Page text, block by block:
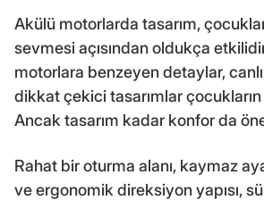
Akülü motorlarda tasarım,
sevmesi açısından oldukça
motorlara benzeyen detaylar,
dikkat çekici tasarımlar çocukların
Ancak tasarım kadar konfor da
Rahat bir oturma alanı, kaymaz
ve ergonomik direksiyon yapısı,